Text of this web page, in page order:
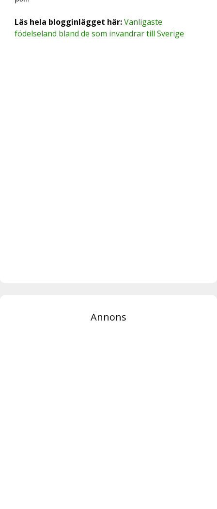
Läs hela blogginlägget här:Vanligaste
födelseland bland de som invandrar till Sverige
Annons